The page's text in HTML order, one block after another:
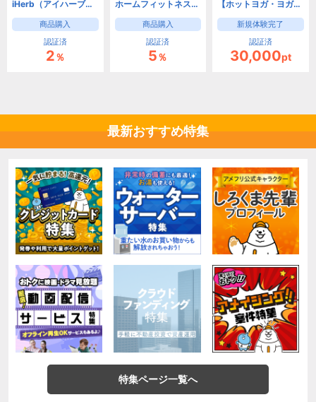
iHerb（アイハーブ）【新規・2回目以降リピートOK!】
商品購入
認証済
2％
ホームフィットネスブランド「STEADY」
商品購入
認証済
5％
【ホットヨガ・ヨガのカルド -CALDO-】 新規体験完了
新規体験完了
認証済
30,000pt
最新おすすめ特集
特集ページ一覧へ